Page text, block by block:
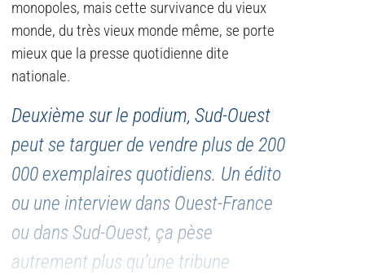
monopoles, mais cette survivance du vieux
monde, du très vieux monde même, se porte
mieux que la presse quotidienne dite
nationale.
Deuxième sur le podium, Sud-Ouest
peut se targuer de vendre plus de 200
000 exemplaires quotidiens. Un édito
ou une interview dans Ouest-France
ou dans Sud-Ouest, ça pèse
autrement plus qu’une tribune